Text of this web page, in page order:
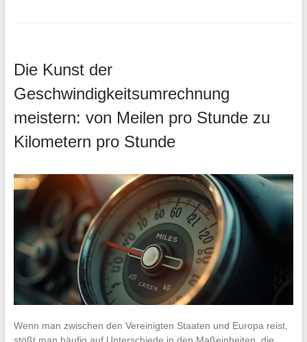
Die Kunst der
Geschwindigkeitsumrechnung
meistern: von Meilen pro Stunde zu
Kilometern pro Stunde
Wenn man zwischen den Vereinigten Staaten und Europa reist,